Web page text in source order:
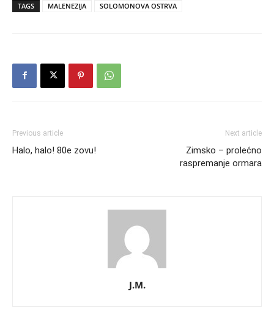
TAGS MALENEZIJA SOLOMONOVA OSTRVA
Previous article
Halo, halo! 80e zovu!
Next article
Zimsko – prolećno
raspremanje ormara
J.M.